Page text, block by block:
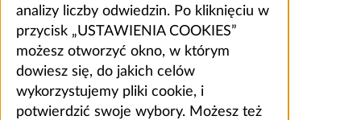
analizy liczby odwiedzin. Po kliknięciu w
przycisk „USTAWIENIA COOKIES”
możesz otworzyć okno, w którym
dowiesz się, do jakich celów
wykorzystujemy pliki cookie, i
potwierdzić swoje wybory. Możesz też